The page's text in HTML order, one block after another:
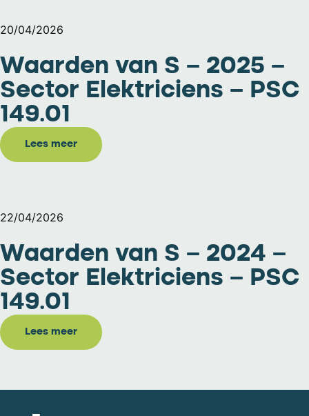
20/04/2026
Waarden van S – 2025 –
Sector Elektriciens – PSC
149.01
Lees meer
22/04/2026
Waarden van S – 2024 –
Sector Elektriciens – PSC
149.01
Lees meer